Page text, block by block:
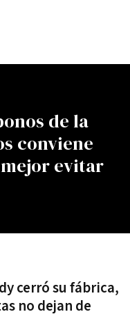
de la
conviene
evitar
cerró su fábrica,
no dejan de